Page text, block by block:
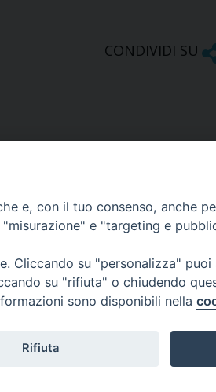
CONDIVIDI SU
sociali
4 – 70056 Molfetta (BA)
e, con il tuo consenso, anche
e "targeting e
Cliccando su "personalizza"
su "rifiuta" o chiudendo
sono disponibili nella
Rifiuta